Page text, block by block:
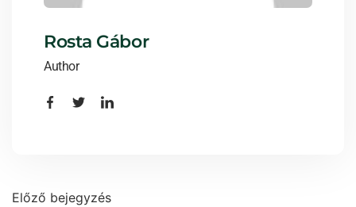
Rosta Gábor
Author
Előző bejegyzés